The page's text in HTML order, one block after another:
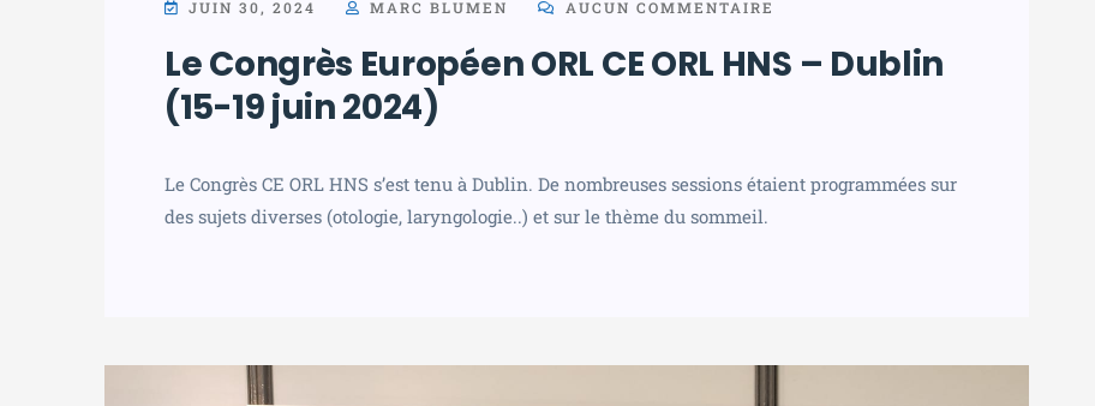
JUIN 30, 2024 MARC BLUMEN AUCUN COMMENTAIRE
Le Congrès Européen ORL CE ORL HNS – Dublin
(15-19 juin 2024)
Le Congrès CE ORL HNS s’est tenu à Dublin. De nombreuses sessions étaient programmées sur
des sujets diverses (otologie, laryngologie..) et sur le thème du sommeil.